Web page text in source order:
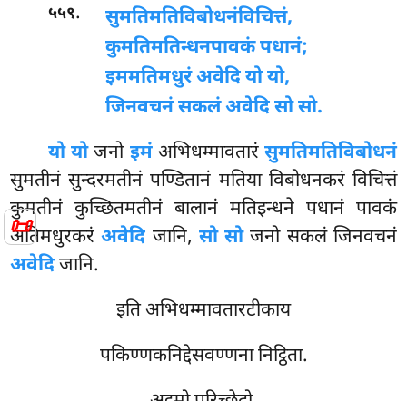
📜
५५९. सुमतिमतिविबोधनंविचित्तं,
कुमतिमतिन्धनपावकं पधानं;
इममतिमधुरं अवेदि यो यो,
जिनवचनं सकलं अवेदि सो सो.
यो योजनो इमंअभिधम्मावतारं सुमतिमतिविबोधनं
सुमतीनं सुन्दरमतीनं पण्डितानं मतिया विबोधनकरं विचित्तं
कुमतीनं कुच्छितमतीनं बालानं मतिइन्धने पधानं पावकं
अतिमधुरकरंअवेदि जानि, सो सोजनो सकलं जिनवचनं
अवेदिजानि.
इति अभिधम्मावतारटीकाय
पकिण्णकनिद्देसवण्णना निट्ठिता.